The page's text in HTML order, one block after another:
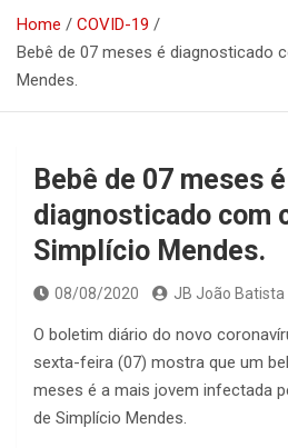
Home
COVID-19
Bebê de 07 meses é diagnosticado
Mendes.
Bebê de 07 meses é
diagnosticado com
Simplício Mendes.
08/08/2020 JB João Batista
O boletim diário do novo
sexta-feira (07) mostra que um
meses é a mais jovem infectada
de Simplício Mendes.